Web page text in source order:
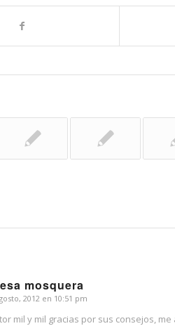
mosquera
2012 en 10:51 pm
mil y mil gracias por sus consejos,